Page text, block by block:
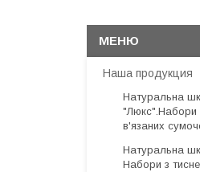
Наша продукция
Натуральна
"Люкс".Набори
в'язаних
Натуральна
Набори з